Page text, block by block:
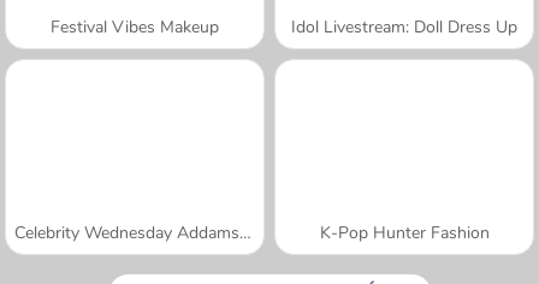
Festival Vibes Makeup Idol Livestream: Doll Dress Up
Celebrity Wednesday Addams Style K-Pop Hunter Fashion